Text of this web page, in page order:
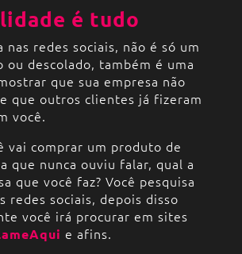
é tudo
nas redes sociais, não é só um
ou descolado, também é uma
que sua empresa não
que outros clientes já fizeram
você.
vai comprar um produto de
que nunca ouviu falar, qual a
que você faz? Você pesquisa
redes sociais, depois disso
você irá procurar em sites
e afins.